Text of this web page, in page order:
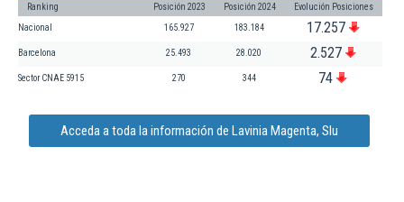
Ranking Posición 2023 Posición 2024 Evolución Posiciones
Nacional 165.927 183.184 17.257
Barcelona 25.493 28.020 2.527
Sector CNAE 5915 270 344 74
Acceda a toda la información de Lavinia Magenta, Slu